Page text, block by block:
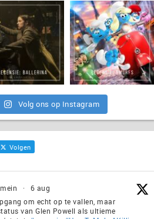
Volg ons op Instagram
Volgen
·
6 aug
om echt op te vallen, maar
van Glen Powell als ultieme